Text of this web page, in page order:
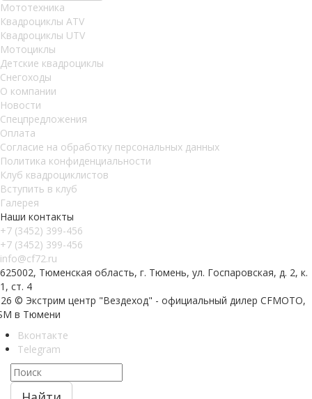
Мототехника
Квадроциклы ATV
Квадроциклы UTV
Мотоциклы
Детские квадроциклы
Снегоходы
О компании
Новости
Спецпредложения
Оплата
Согласие на обработку персональных данных
Политика конфиденциальности
Клуб квадроциклистов
Вступить в клуб
Галерея
Наши контакты
+7 (3452) 399-456
+7 (3452) 399-456
info@cf72.ru
625002, Тюменская область, г. Тюмень, ул. Госпаровская, д. 2, к.
1, ст. 4
© Экстрим центр "Вездеход" - официальный дилер CFMOTO,
в Тюмени
Вконтакте
Telegram